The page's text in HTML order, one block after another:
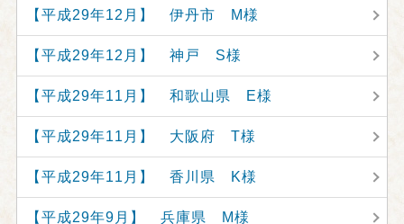
【平成29年12月】 伊丹市 M様
【平成29年12月】 神戸 S様
【平成29年11月】 和歌山県 E様
【平成29年11月】 大阪府 T様
【平成29年11月】 香川県 K様
【平成29年9月】 兵庫県 M様